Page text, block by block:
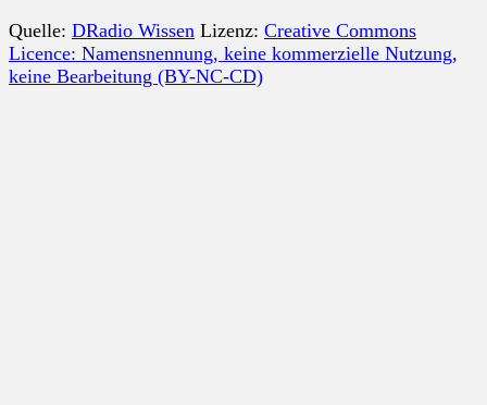
Quelle: DRadio Wissen Lizenz: Creative Commons
Licence: Namensnennung, keine kommerzielle Nutzung,
keine Bearbeitung (BY-NC-CD)